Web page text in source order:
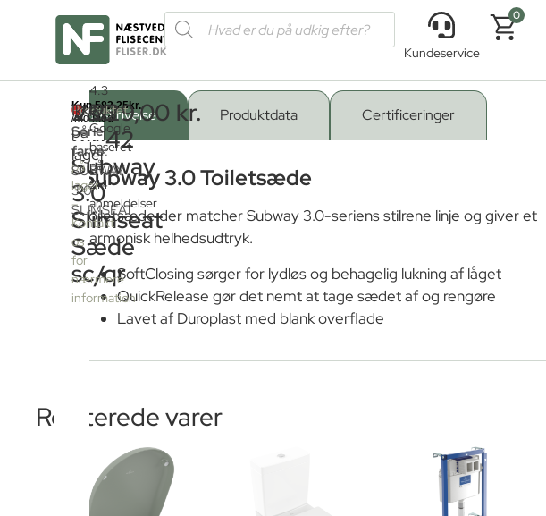
Kundeservice
0
/Shop/Badeværelse/Toiletter/ V&B 8M42 Subway 3.0 Slimseat Sæde sc/qr
V&B
8M42
Subway
3.0
Slimseat
Sæde
sc/qr
2.329,00 kr.
Produktet
er
ikke
på
lager
–
Kontakt
os
for
nærmere
information
Serie
farve:
SUBWAY
3.0
SLIMSEAT
Ikke
på
lager
4.3
på
Google
baseret
på
214
anmeldelser
Beskrivelse Produktdata Certificeringer
Subway 3.0 Toiletsæde
Toiletsæde der matcher Subway 3.0-seriens stilrene linje og giver et
harmonisk helhedsudtryk.
SoftClosing sørger for lydløs og behagelig lukning af låget
QuickRelease gør det nemt at tage sædet af og rengøre
Lavet af Duroplast med blank overflade
Relaterede varer